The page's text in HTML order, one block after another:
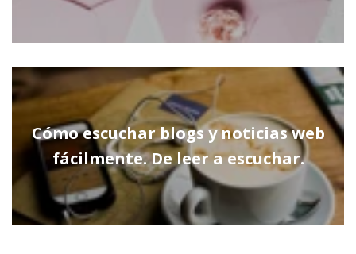
Cómo escuchar blogs y noticias web
fácilmente. De leer a escuchar.